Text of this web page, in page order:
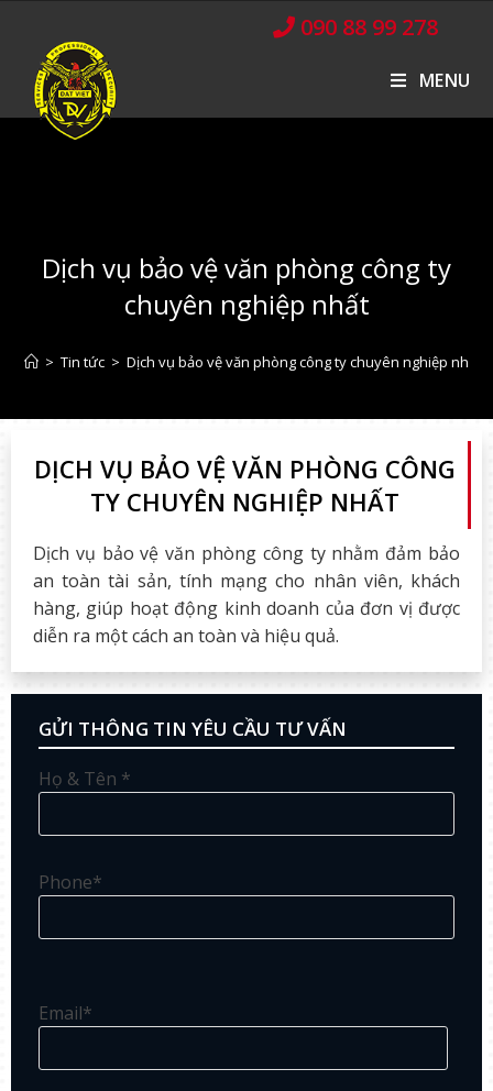
090 88 99 278
MENU
Dịch vụ bảo vệ văn phòng công ty
chuyên nghiệp nhất
> Tin tức > Dịch vụ bảo vệ văn phòng công ty chuyên nghiệp nhất
DỊCH VỤ BẢO VỆ VĂN PHÒNG CÔNG
TY CHUYÊN NGHIỆP NHẤT
Dịch vụ bảo vệ văn phòng công ty nhằm đảm bảo
an toàn tài sản, tính mạng cho nhân viên, khách
hàng, giúp hoạt động kinh doanh của đơn vị được
diễn ra một cách an toàn và hiệu quả.
GỬI THÔNG TIN YÊU CẦU TƯ VẤN
Họ & Tên *
Phone*
Email*